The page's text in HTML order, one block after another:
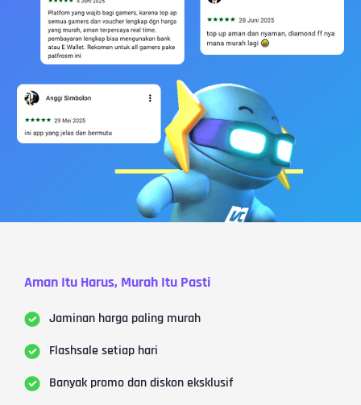
Aman Itu Harus, Murah Itu Pasti
Jaminan harga paling murah
Flashsale setiap hari
Banyak promo dan diskon eksklusif